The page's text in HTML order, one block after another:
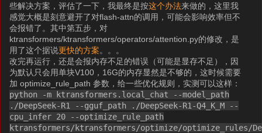
些解决方案，评估了一下，我最终是按这个办法来做的，这里我
感觉大概是刻意避开了对flash-attn的调用，可能会影响效率但不
会报错了。其中第五步，对
ktransformers/ktransformers/operators/attention.py的修改，是
用了这个据说更快的方案。。。
改完再运行，还是会报内存不足的错误（可能是显存不足），因
为默认只会用单块V100，16G的内存显然是不够的，这时候需要
加 optimize_rule_path 参数，给一些优化规则，实测可以这样：
python -m ktransformers.local_chat --model_path
./DeepSeek-R1 --gguf_path ./DeepSeek-R1-Q4_K_M --
cpu_infer 20 --optimize_rule_path
ktransformers/ktransformers/optimize/optimize_rules/